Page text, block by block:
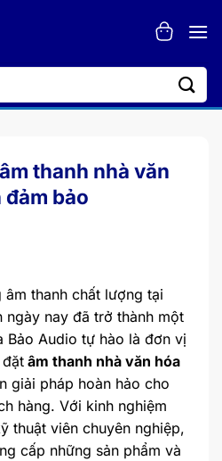
thanh nhà văn
bảo
thanh chất lượng tại
ngày nay đã trở thành một
Bảo Audio tự hào là đơn vị
âm thanh nhà văn hóa
giải pháp hoàn hảo cho
hàng. Với kinh nghiệm
thuật viên chuyên nghiệp,
cấp những sản phẩm và